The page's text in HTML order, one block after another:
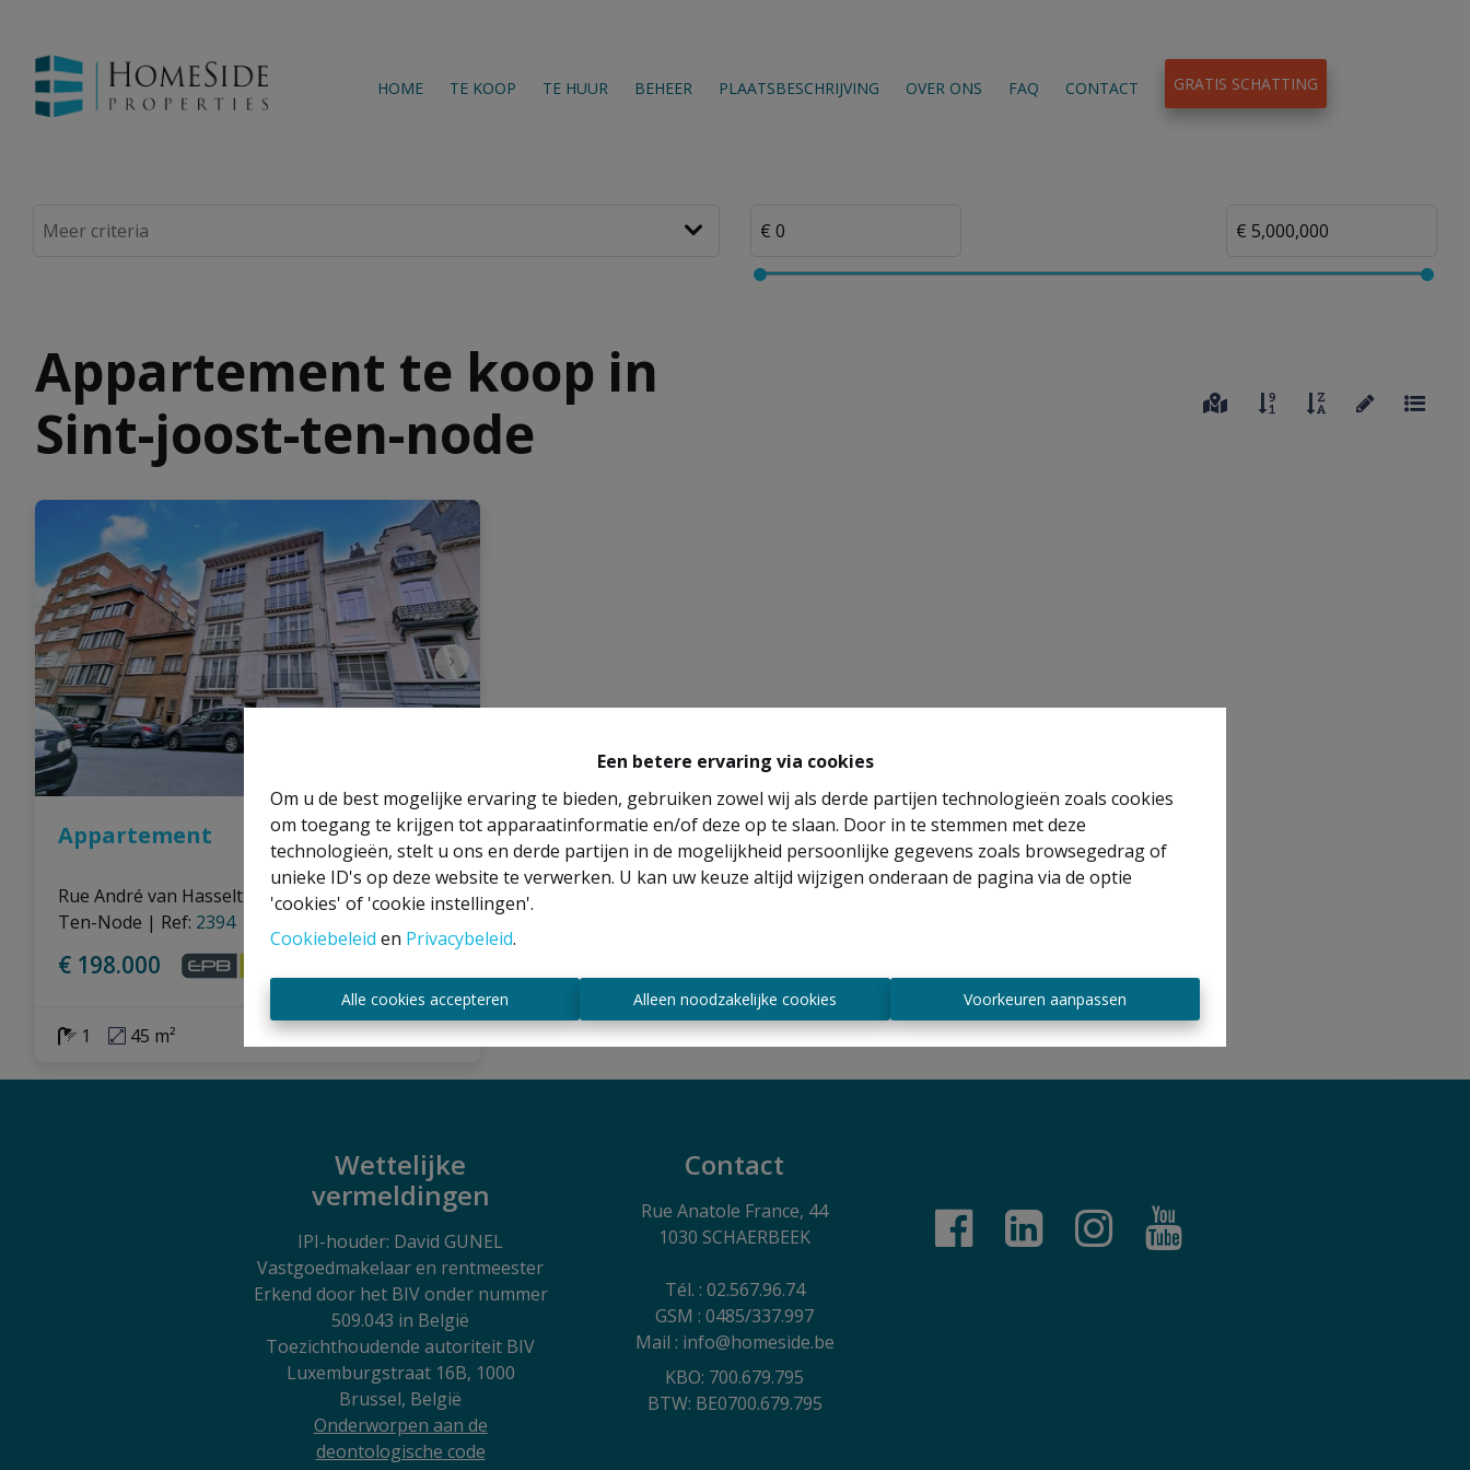
Een betere ervaring via cookies
Om u de best mogelijke ervaring te bieden, gebruiken zowel wij als derde partijen technologieën zoals cookies
om toegang te krijgen tot apparaatinformatie en/of deze op te slaan. Door in te stemmen met deze
technologieën, stelt u ons en derde partijen in de mogelijkheid persoonlijke gegevens zoals browsegedrag of
unieke ID's op deze website te verwerken. U kan uw keuze altijd wijzigen onderaan de pagina via de optie
'cookies' of 'cookie instellingen'.
Cookiebeleid en Privacybeleid.
Alle cookies accepteren Alleen noodzakelijke cookies Voorkeuren aanpassen
HOME TE KOOP TE HUUR BEHEER PLAATSBESCHRIJVING OVER ONS FAQ CONTACT GRATIS SCHATTING
Appartement te koop in
Sint-joost-ten-node
Appartement
Rue André van Hasselt 13 2D, 1210 Sint-Joost-
Ten-Node | Ref: 2394
€ 198.000
1 45 m²
Wettelijke
vermeldingen
IPI-houder: David GUNEL
Vastgoedmakelaar en rentmeester
Erkend door het BIV onder nummer
509.043 in België
Toezichthoudende autoriteit BIV
Luxemburgstraat 16B, 1000
Brussel, België
Onderworpen aan de
deontologische code
Contact
Rue Anatole France, 44
1030 SCHAERBEEK
Tél. : 02.567.96.74
GSM : 0485/337.997
Mail : info@homeside.be
KBO: 700.679.795
BTW: BE0700.679.795